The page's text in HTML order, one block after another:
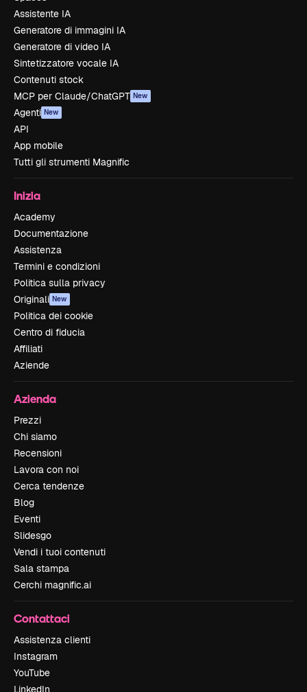
Assistente IA
Generatore di immagini IA
Generatore di video IA
Sintetizzatore vocale IA
Contenuti stock
MCP per Claude/ChatGPT New
Agenti New
API
App mobile
Tutti gli strumenti Magnific
Inizia
Academy
Documentazione
Assistenza
Termini e condizioni
Politica sulla privacy
Originali New
Politica dei cookie
Centro di fiducia
Affiliati
Aziende
Azienda
Prezzi
Chi siamo
Recensioni
Lavora con noi
Cerca tendenze
Blog
Eventi
Slidesgo
Vendi i tuoi contenuti
Sala stampa
Cerchi magnific.ai
Contattaci
Assistenza clienti
Instagram
YouTube
LinkedIn